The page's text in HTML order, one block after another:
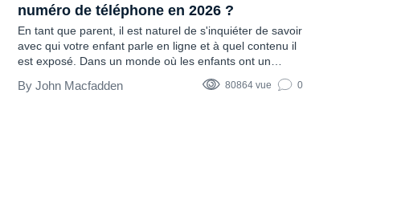
numéro de téléphone en 2026 ?
En tant que parent, il est naturel de s'inquiéter de savoir
avec qui votre enfant parle en ligne et à quel contenu il
est exposé. Dans un monde où les enfants ont un
accès illimité à l'internet et où des inconnus peuvent les
atteindre facilement, rester informé n'est pas une
John Macfadden 80864 vue 0